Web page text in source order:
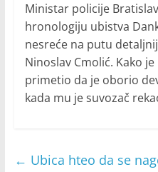
Ministar policije
hronologiju ubistva
nesreće na putu
Ninoslav Cmolić. Kako
primetio da je oborio
kada mu je suvozač
← Ubica hteo da se